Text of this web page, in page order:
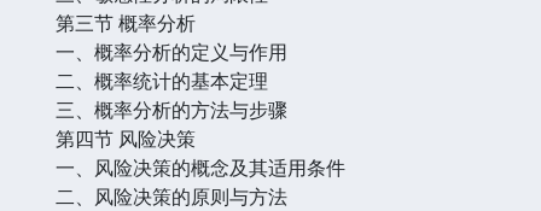
第三节 概率分析
一、概率分析的定义与作用
二、概率统计的基本定理
三、概率分析的方法与步骤
第四节 风险决策
一、风险决策的概念及其适用条件
二、风险决策的原则与方法